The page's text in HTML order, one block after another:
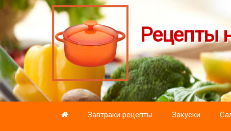
Рецепты
Завтраки рецепты Закуски